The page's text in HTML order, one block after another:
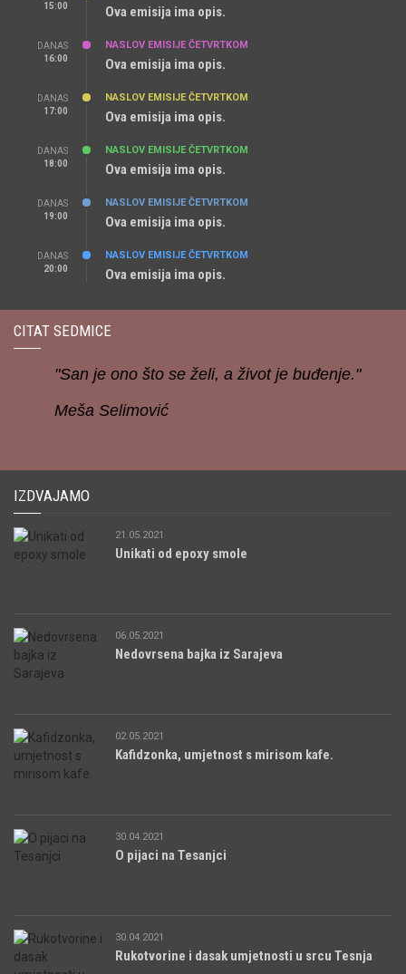
15:00
Ova emisija ima opis.
DANAS
16:00
NASLOV EMISIJE ČETVRTKOM
Ova emisija ima opis.
DANAS
17:00
NASLOV EMISIJE ČETVRTKOM
Ova emisija ima opis.
DANAS
18:00
NASLOV EMISIJE ČETVRTKOM
Ova emisija ima opis.
DANAS
19:00
NASLOV EMISIJE ČETVRTKOM
Ova emisija ima opis.
DANAS
20:00
NASLOV EMISIJE ČETVRTKOM
Ova emisija ima opis.
CITAT SEDMICE
"San je ono što se želi, a život je buđenje."
Meša Selimović
IZDVAJAMO
21.05.2021
Unikati od epoxy smole
06.05.2021
Nedovrsena bajka iz Sarajeva
02.05.2021
Kafidzonka, umjetnost s mirisom kafe.
30.04.2021
O pijaci na Tesanjci
30.04.2021
Rukotvorine i dasak umjetnosti u srcu Tesnja